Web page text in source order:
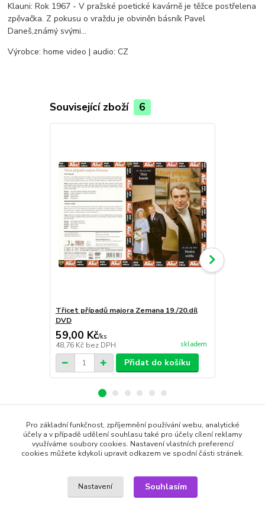
Klauni: Rok 1967 - V pražské poetické kavárně je těžce postřelena
zpěvačka. Z pokusu o vraždu je obviněn básník Pavel
Daneš,známý svými...
Výrobce: home video | audio: CZ
Související zboží 6
Třicet případů majora Zemana 19./20.díl
DVD
59,00 Kč/ks
48,76 Kč bez DPH skladem
Přidat do košíku
Zboží zařazeno v kategoriích
DVD filmy
Pro základní funkčnost, zpříjemnění používání webu, analytické
účely a v případě udělení souhlasu také pro účely cílení reklamy
využíváme soubory cookies. Nastavení vlastních preferencí
cookies můžete kdykoli upravit odkazem ve spodní části stránek.
Nastavení Souhlasím